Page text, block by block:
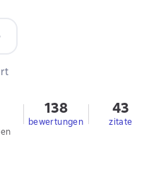
138
bewertungen
43
zitate